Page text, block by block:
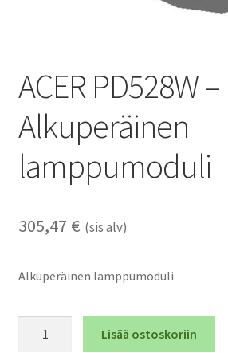
ACER PD528W –
Alkuperäinen
lamppumoduli
305,47 € (sis alv)
Alkuperäinen lamppumoduli
Lisää ostoskoriin